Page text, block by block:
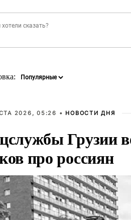
2026, 05:26 • НОВОСТИ ДНЯ
Грузии
про россиян